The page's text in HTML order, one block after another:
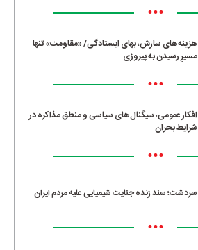
•••
هزینه‌های سازش، بهای ایستادگی/ «مقاومت» تنها
مسیرِ رسیدن به پیروزی
•••
افکار عمومی، سیگنال‌های سیاسی و منطق مذاکره در
شرایط بحران
•••
سردشت؛ سند زنده جنایت شیمیایی علیه مردم ایران
•••